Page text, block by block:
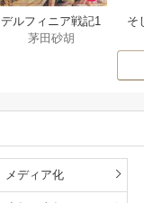
デルフィニア戦記1
茅田砂胡
そ
メディア化